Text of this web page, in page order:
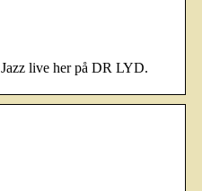
live her på DR LYD.